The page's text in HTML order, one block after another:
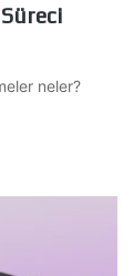
neler?